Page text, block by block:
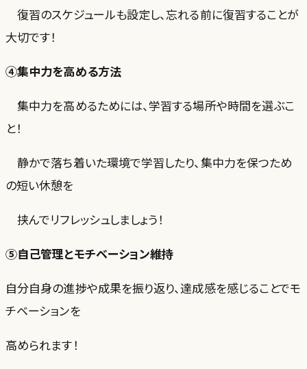
復習のスケジュールも設定し、忘れる前に復習することが
大切です！
④集中力を高める方法
集中力を高めるためには、学習する場所や時間を選ぶこ
と！
静かで落ち着いた環境で学習したり、集中力を保つため
の短い休憩を
挟んでリフレッシュしましょう！
⑤自己管理とモチベーション維持
自分自身の進捗や成果を振り返り、達成感を感じることでモ
チベーションを
高められます！